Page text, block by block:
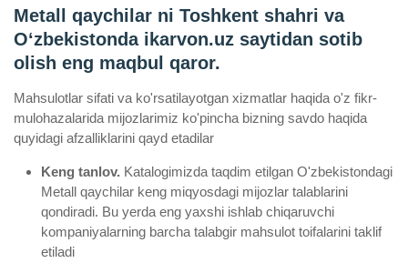
Metall qaychilar ni Toshkent shahri va
Oʻzbekistonda ikarvon.uz saytidan sotib
olish eng maqbul qaror.
Mahsulotlar sifati va ko'rsatilayotgan xizmatlar haqida o'z fikr-
mulohazalarida mijozlarimiz ko'pincha bizning savdo haqida
quyidagi afzalliklarini qayd etadilar
Keng tanlov. Katalogimizda taqdim etilgan O'zbekistondagi
Metall qaychilar keng miqyosdagi mijozlar talablarini
qondiradi. Bu yerda eng yaxshi ishlab chiqaruvchi
kompaniyalarning barcha talabgir mahsulot toifalarini taklif
etiladi